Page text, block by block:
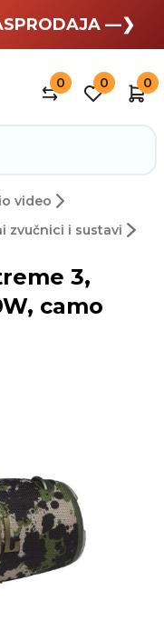
—❯ —❯
0 0 0
video
zvučnici i sustavi
3,
camo